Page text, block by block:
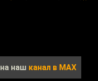
наш канал в MAX